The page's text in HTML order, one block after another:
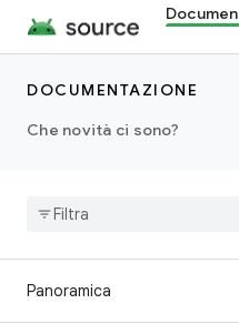
DOCUMENTAZIONE
Che novità ci sono?
Panoramica